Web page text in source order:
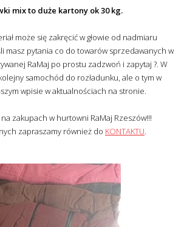
mix to duże kartony ok 30 kg.
może się zakręcić w głowie od nadmiaru
masz pytania co do towarów sprzedawanych w
RaMaj po prostu zadzwoń i zapytaj ?. W
samochód do rozładunku, ale o tym w
wpisie w aktualnościach na stronie.
zakupach w hurtowni RaMaj Rzeszów!!!
zapraszamy również do KONTAKTU.